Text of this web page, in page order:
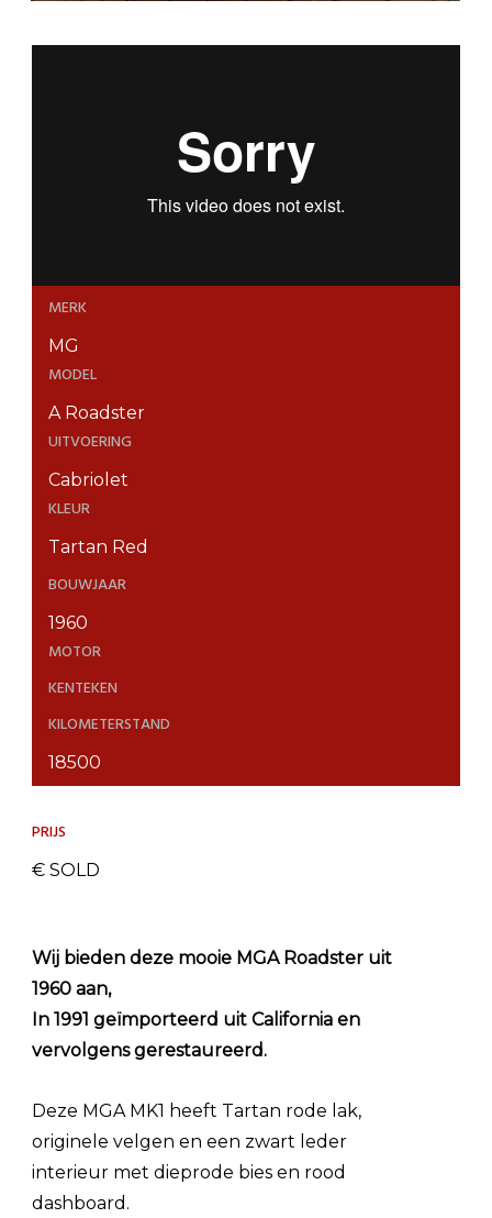
MERK
MG
MODEL
A Roadster
UITVOERING
Cabriolet
KLEUR
Tartan Red
BOUWJAAR
1960
MOTOR
KENTEKEN
KILOMETERSTAND
18500
PRIJS
€ SOLD
Wij bieden deze mooie MGA Roadster uit
1960 aan,
In 1991 geïmporteerd uit California en
vervolgens gerestaureerd.
Deze MGA MK1 heeft Tartan rode lak,
originele velgen en een zwart leder
interieur met dieprode bies en rood
dashboard.